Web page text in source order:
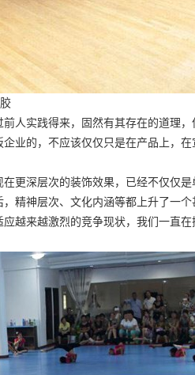
人实践得来，固然有其存在的道理
业的，不应该仅仅只是在产品上，
更深层次的装饰效果，已经不仅仅
精神层次、文化内涵等都上升了一个
越来越激烈的竞争现状，我们一直